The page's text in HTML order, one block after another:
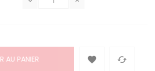
AU PANIER  